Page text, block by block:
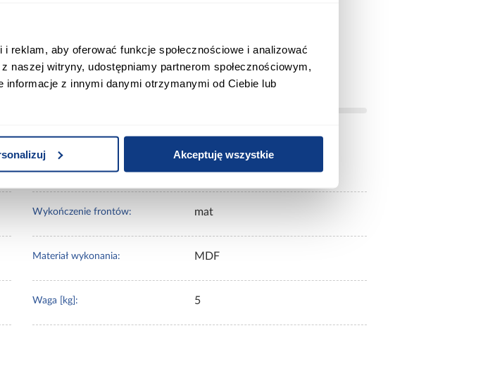
aby oferować funkcje społecznościowe i analizować
witryny, udostępniamy partnerom społecznościowym,
z innymi danymi otrzymanymi od Ciebie lub
Akceptuję wszystkie
o produkcie
Wykończenie frontów: mat
Materiał wykonania: MDF
Waga [kg]: 5